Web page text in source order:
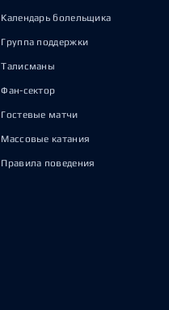
Календарь болельщика
Группа поддержки
Талисманы
Фан-сектор
Гостевые матчи
Массовые катания
Правила поведения